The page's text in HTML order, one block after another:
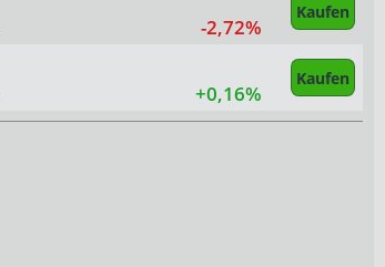
Kaufen
-2,72%
Kaufen
+0,16%